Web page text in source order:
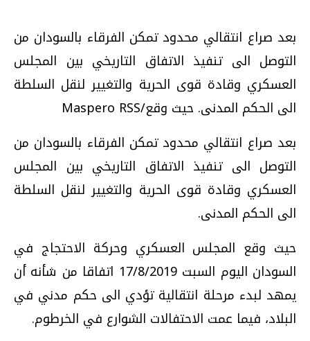
بعد صراع انتقالي محدود تمكن الفرقاء بالسودان من
التوصل الى تنفيذ الاتفاق التاريخي بين المجلس
العسكري وقادة قوى الحرية والتغيير لنقل السلطة
الى الحكم المدنى. حيث وقع/Maspero RSS
بعد صراع انتقالي محدود تمكن الفرقاء بالسودان من
التوصل الى تنفيذ الاتفاق التاريخي بين المجلس
العسكري وقادة قوى الحرية والتغيير لنقل السلطة
الى الحكم المدنى.
حيث وقع المجلس العسكري وحركة الاحتجاج في
السودان اليوم السبت 17/8/2019 اتفاقا من شأنه أن
يمهد لبدء مرحلة انتقالية تؤدي الى حكم مدني في
البلاد، فيما عمت الاحتفالات الشوارع في الخرطوم.